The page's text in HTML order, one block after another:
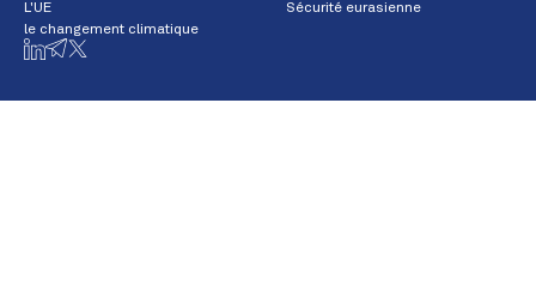
L'UE
Sécurité eurasienne
le changement climatique